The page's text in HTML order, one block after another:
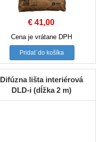
€ 41,00
Cena je vrátane DPH
Pridať do košíka
Difúzna lišta interiérová
DLD-i (dĺžka 2 m)